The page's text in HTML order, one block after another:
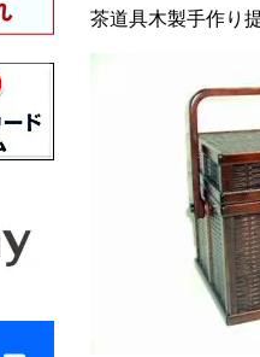
茶道具木製手作り